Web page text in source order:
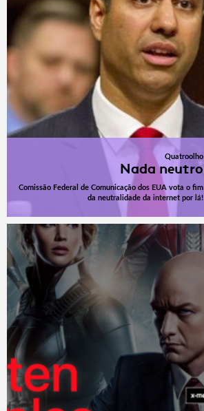
Quatroolho
Nada neutro
Comissão Federal de Comunicação dos EUA vota o fim
da neutralidade da internet por lá!